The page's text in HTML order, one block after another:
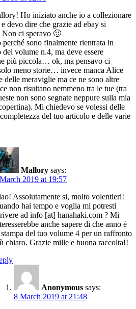
Ho iniziato anche io a collezionare
devo dire che grazie ad ebay si
Non ci speravo 🙂
perché sono finalmente rientrata in
del volume n.4, ma deve essere
più piccola… ok, ma pensavo ci
meno storie… invece manca Alice
delle meraviglie ma ce ne sono altre
non risultano nemmeno tra le tue (tra
non sono segnate neppure sulla mia
Mi chiedevo se volessi delle
del tuo articolo e delle varie
Mallory says:
2019 at 19:57
Assolutamente si, molto volentieri!
hai tempo e voglia mi potresti
ad info [at] hanahaki.com ? Mi
anche sapere di che anno è
del tuo volume 4 per un raffronto
chiaro. Grazie mille e buona raccolta!!
Anonymous says:
8 March 2019 at 21:48